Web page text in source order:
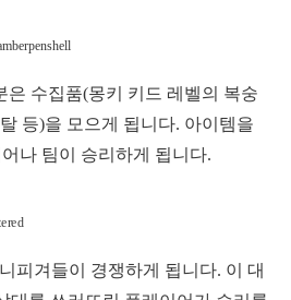
은 수집품(몽키 키드 레벨의 복숭
등)을 모으게 됩니다. 아이템을
나 팀이 승리하게 됩니다.
피겨들이 경쟁하게 됩니다. 이 대